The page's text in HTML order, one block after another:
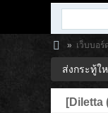
ay
» เว็บบอร์
ส่งกระทู้ใ
[Diletta